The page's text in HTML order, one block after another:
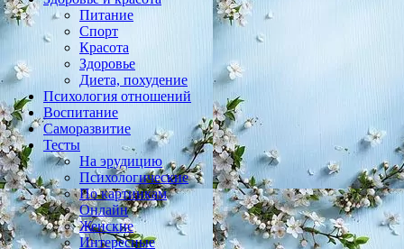
здоровье, воспитание,
Питание
Спорт
Красота
Здоровье
Диета, похудение
Психология отношений
Воспитание
Саморазвитие
Тесты
На эрудицию
Психологические
По картинкам
Онлайн
Женские
Интересные